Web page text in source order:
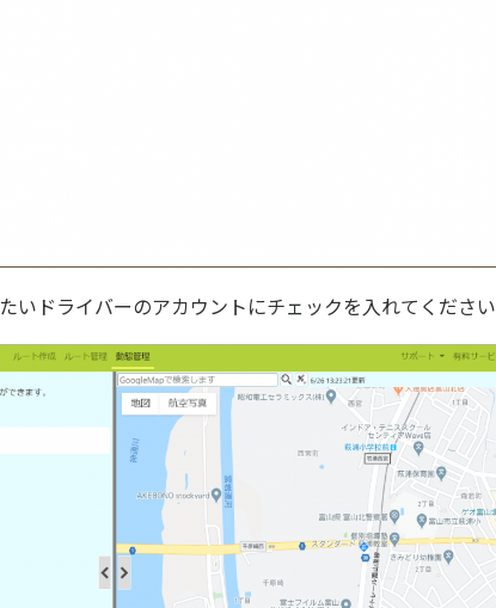
いドライバーのアカウントにチェックを入れてください